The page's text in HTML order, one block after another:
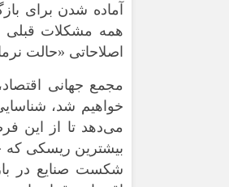
آماده شدن برای
همه مشکلات قبلی
اصلاحاتی «حالت
خواهیم شد،
می‌دهد تا از این
بیشترین ریسکی که
شکست صنایع در